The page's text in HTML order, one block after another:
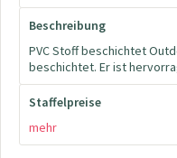
Beschreibung
PVC Stoff beschichtet
beschichtet. Er ist
Staffelpreise
mehr